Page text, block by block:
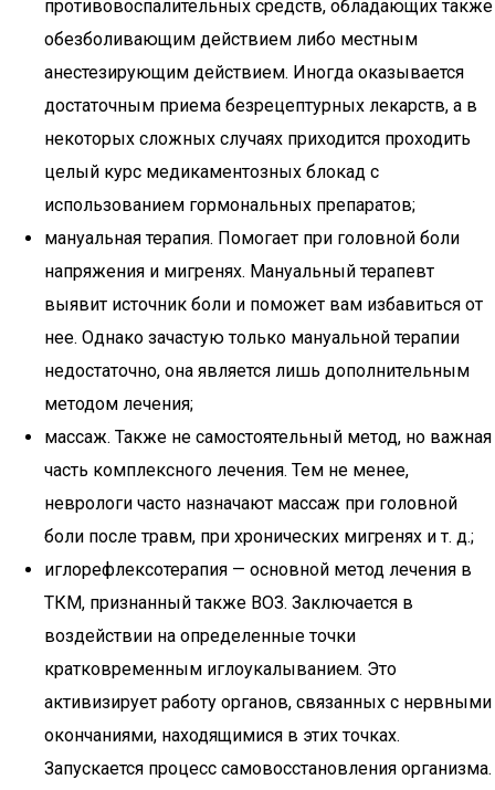
противовоспалительных средств, обладающих также
обезболивающим действием либо местным
анестезирующим действием. Иногда оказывается
достаточным приема безрецептурных лекарств, а в
некоторых сложных случаях приходится проходить
целый курс медикаментозных блокад с
использованием гормональных препаратов;
мануальная терапия. Помогает при головной боли
напряжения и мигренях. Мануальный терапевт
выявит источник боли и поможет вам избавиться от
нее. Однако зачастую только мануальной терапии
недостаточно, она является лишь дополнительным
методом лечения;
массаж. Также не самостоятельный метод, но важная
часть комплексного лечения. Тем не менее,
неврологи часто назначают массаж при головной
боли после травм, при хронических мигренях и т. д.;
иглорефлексотерапия — основной метод лечения в
ТКМ, признанный также ВОЗ. Заключается в
воздействии на определенные точки
кратковременным иглоукалыванием. Это
активизирует работу органов, связанных с нервными
окончаниями, находящимися в этих точках.
Запускается процесс самовосстановления организма.